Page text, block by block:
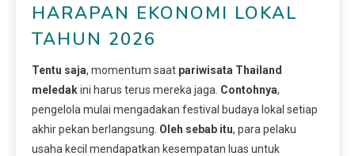
HARAPAN EKONOMI LOKAL
TAHUN 2026
Tentu saja, momentum saat pariwisata Thailand
meledakini harus terus mereka jaga. Contohnya,
pengelola mulai mengadakan festival budaya lokal setiap
akhir pekan berlangsung. Oleh sebab itu, para pelaku
usaha kecil mendapatkan kesempatan luas untuk